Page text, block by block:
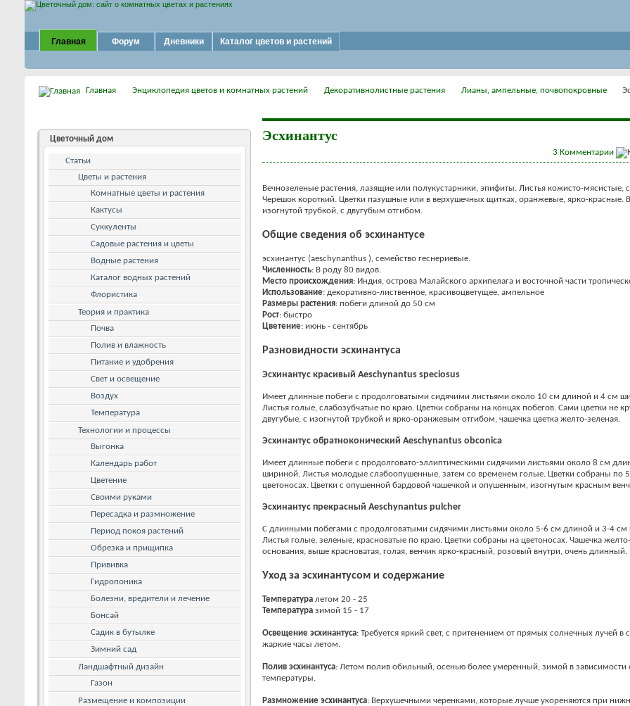
Главная Форум Дневники Каталог цветов и растений
Главная Энциклопедия цветов и комнатных растений Декоративнолистные растения Лианы, ампельные, почвопокровные
Эсхинантус
3 Комментарии
Вечнозеленые растения, лазящие или полукустарники, эпифиты. Листья кожисто-мясистые,
Черешок короткий. Цветки пазушные или в верхушечных щитках, оранжевые, ярко-красные.
изогнутой трубкой, с двугубым отгибом.
Общие сведения об эсхинантусе
эсхинантус (aeschynanthus ), семейство геснериевые.
Численность: В роду 80 видов.
Место происхождения: Индия, острова Малайского архипелага и восточной части
Использование: декоративно-лиственное, красивоцветущее, ампельное
Размеры растения: побеги длиной до 50 см
Рост: быстро
Цветение: июнь - сентябрь
Разновидности эсхинантуса
Эсхинантус красивый Aeschynantus speciosus
Имеет длинные побеги с продолговатыми сидячими листьями около 10 см длиной и 4 см
Листья голые, слабозубчатые по краю. Цветки собраны на концах побегов. Сами цветки не
двугубые, с изогнутой трубкой и ярко-оранжевым отгибом, чашечка цветка желто-зеленая.
Эсхинантус обратноконический Aeschynantus obconica
Имеет длинные побеги с продолговато-эллиптическими сидячими листьями около 8 см
шириной. Листья молодые слабоопушенные, затем со временем голые. Цветки собраны по
цветоносах. Цветки с опушенной бардовой чашечкой и опушенным, изогнутым красным
Эсхинантус прекрасный Aeschynantus pulcher
С длинными побегами с продолговатыми сидячими листьями около 5-6 см длиной и 3-4
Листья голые, зеленые, красноватые по краю. Цветки собраны на цветоносах. Чашечка
основания, выше красноватая, голая, венчик ярко-красный, розовый внутри, очень длинный.
Уход за эсхинантусом и содержание
Температуралетом 20 - 25
Температуразимой 15 - 17
Освещениеэсхинантуса: Требуется яркий свет, с притенением от прямых солнечных лучей в
жаркие часы летом.
Поливэсхинантуса: Летом полив обильный, осенью более умеренный, зимой в зависимости
температуры.
Размножениеэсхинантуса: Верхушечными черенками, которые лучше укореняются при
Цветочный дом
Статьи
Цветы и растения
Комнатные цветы и растения
Кактусы
Суккуленты
Садовые растения и цветы
Водные растения
Каталог водных растений
Флористика
Теория и практика
Почва
Полив и влажность
Питание и удобрения
Свет и освещение
Воздух
Температура
Технологии и процессы
Выгонка
Календарь работ
Цветение
Своими руками
Пересадка и размножение
Период покоя растений
Обрезка и прищипка
Прививка
Гидропоника
Болезни, вредители и лечение
Бонсай
Садик в бутылке
Зимний сад
Ландшафтный дизайн
Газон
Размещение и композиции